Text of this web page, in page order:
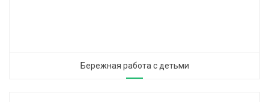
Бережная работа с детьми